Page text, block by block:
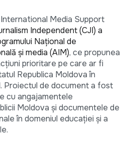
Media Support
Independent (CJI) a
Național de
și media (AIM), ce propunea
prioritare pe care ar fi
Republica Moldova în
Proiectul de document a fost
cu angajamentele
Moldova și documentele de
în domeniul educației și a